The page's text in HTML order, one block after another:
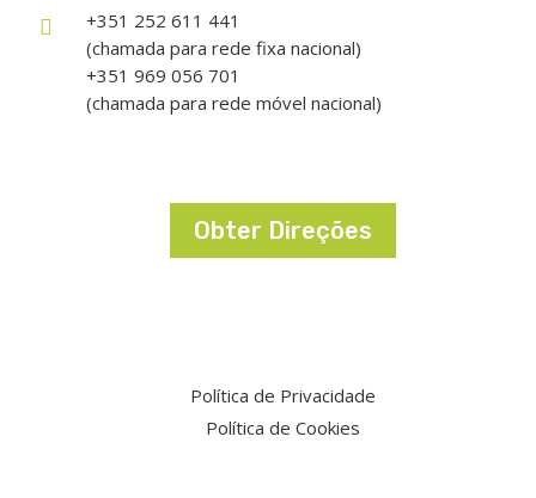

+351 252 611 441
(chamada para rede fixa nacional)
+351 969 056 701
(chamada para rede móvel nacional)
Obter Direções
Política de Privacidade
Política de Cookies